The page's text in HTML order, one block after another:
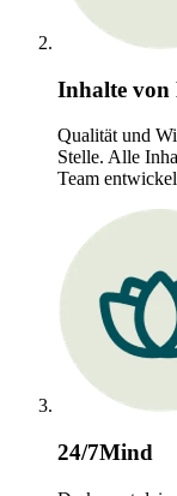
Inhalte von
Qualität und
Stelle. Alle
Team
24/7Mind